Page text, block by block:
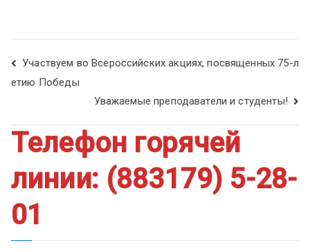
Участвуем во Всероссийских акциях, посвященных 75-л
етию Победы
Уважаемые преподаватели и студенты!
Телефон горячей
линии: (883179) 5-28-
01